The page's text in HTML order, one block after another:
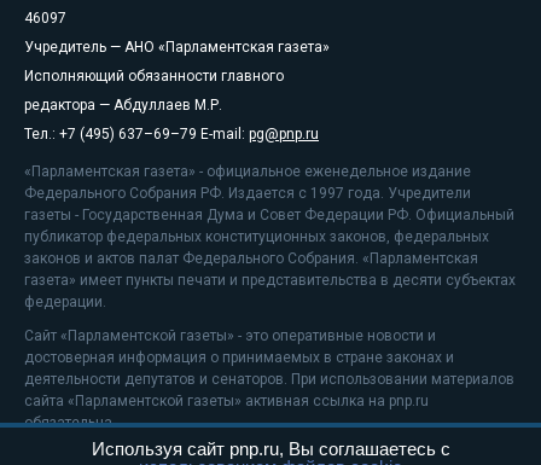
46097
Учредитель — АНО «Парламентская газета»
Исполняющий обязанности главного
редактора — Абдуллаев М.Р.
Тел.: +7 (495) 637–69–79 E-mail: pg@pnp.ru
«Парламентская газета» - официальное еженедельное издание
Федерального Собрания РФ. Издается с 1997 года. Учредители
газеты - Государственная Дума и Совет Федерации РФ. Официальный
публикатор федеральных конституционных законов, федеральных
законов и актов палат Федерального Собрания. «Парламентская
газета» имеет пункты печати и представительства в десяти субъектах
федерации.
Сайт «Парламентской газеты» - это оперативные новости и
достоверная информация о принимаемых в стране законах и
деятельности депутатов и сенаторов. При использовании материалов
сайта «Парламентской газеты» активная ссылка на pnp.ru
обязательна.
На информационном ресурсе применяютсярекомендательные
Используя сайт pnp.ru, Вы соглашаетесь с